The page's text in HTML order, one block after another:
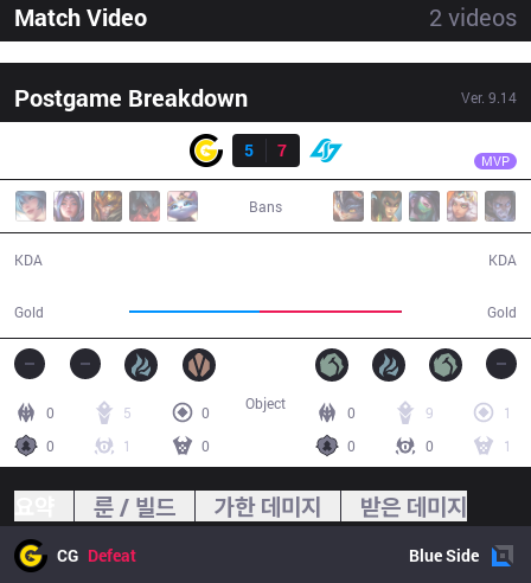
Match Video 2 videos
Postgame Breakdown Ver. 9.14
5
7 MVP
Bans
KDA
Gold Gold
KDA
0 5
0
0
1 0
0 9
1
0
0 1
Object
룬 / 빌드 가한 데미지 받은 데미지
CG Defeat BlueSide